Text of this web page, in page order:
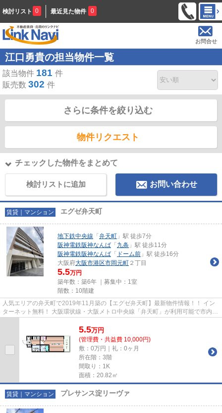
検討リスト 0 最近見た物件 0
お問合せ
江口勇貴の担当物件一覧
該当物件 181 件
販売数 302 件
さらに条件を絞り込む
物件リクエスト
チェックした物件をまとめて
検討リストに追加 お問い合わせ
賃貸｜マンション エグゼ弁天町
地下鉄中央線 「 弁天町 」駅 徒歩7分
阪神電鉄阪神なんば 「 九条 」駅 徒歩11分
阪神電鉄阪神なんば 「 ドーム前 」駅 徒歩16分
大阪府大阪市港区市岡元町 ２丁目
5.5万円
築年数：築6年 ｜募集中： 1室
階数：10階建
人気エリアの弁天町で2019年11月築の【エグゼ弁天町】最新物件情報！！ イン
ターネット無料！ 大阪環状線・大阪メトロ中央線「弁天町」が利用可能で市内の
5.5万円
(管理費・共益費 10,000円)
敷：0万円｜礼：0ヶ月
所在階：3階
間取り：1K
面積：20.82㎡
賃貸｜マンション プレサンス淀リーヴァ